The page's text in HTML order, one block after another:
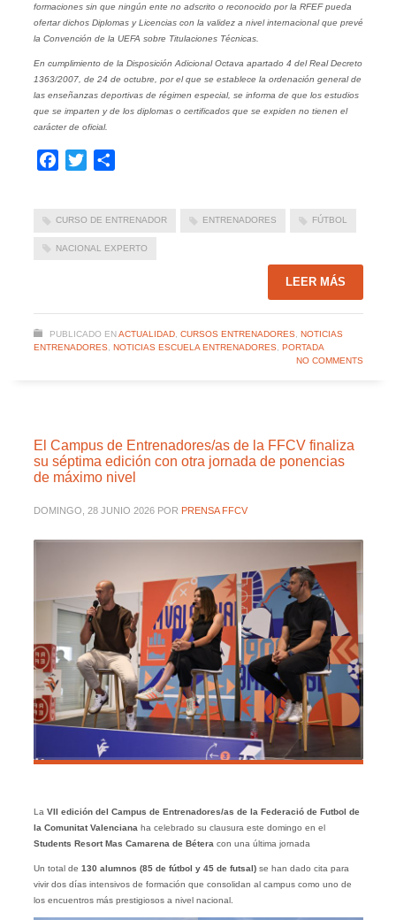
formaciones sin que ningún ente no adscrito o reconocido por la RFEF pueda
ofertar dichos Diplomas y Licencias con la validez a nivel internacional que prevé
la Convención de la UEFA sobre Titulaciones Técnicas.
En cumplimiento de la Disposición Adicional Octava apartado 4 del Real Decreto
1363/2007, de 24 de octubre, por el que se establece la ordenación general de
las enseñanzas deportivas de régimen especial, se informa de que los estudios
que se imparten y de los diplomas o certificados que se expiden no tienen el
carácter de oficial.
Facebook
Twitter
CURSO DE ENTRENADOR ENTRENADORES FÚTBOL
NACIONAL EXPERTO
LEER MÁS
PUBLICADO EN ACTUALIDAD, CURSOS ENTRENADORES, NOTICIAS
ENTRENADORES, NOTICIAS ESCUELA ENTRENADORES, PORTADA
NO COMMENTS
El Campus de Entrenadores/as de la FFCV finaliza
su séptima edición con otra jornada de ponencias
de máximo nivel
DOMINGO, 28 JUNIO 2026 POR PRENSA FFCV
La VII edición del Campus de Entrenadores/as de la Federació de Futbol de
la Comunitat Valenciana ha celebrado su clausura este domingo en el
Students Resort Mas Camarena de Bétera con una última jornada
Un total de 130 alumnos (85 de fútbol y 45 de futsal) se han dado cita para
vivir dos días intensivos de formación que consolidan al campus como uno de
los encuentros más prestigiosos a nivel nacional.